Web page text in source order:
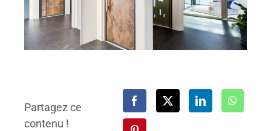
Partagez ce
contenu !